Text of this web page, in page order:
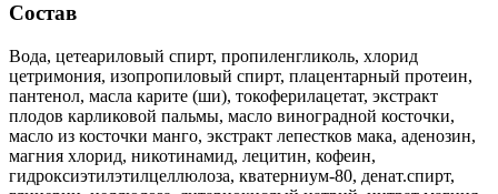
Состав
Вода, цетеариловый спирт, пропиленгликоль, хлорид
цетримония, изопропиловый спирт, плацентарный протеин,
пантенол, масла карите (ши), токоферилацетат, экстракт
плодов карликовой пальмы, масло виноградной косточки,
масло из косточки манго, экстракт лепестков мака, аденозин,
магния хлорид, никотинамид, лецитин, кофеин,
гидроксиэтилэтилцеллюлоза, кватерниум-80, денат.спирт,